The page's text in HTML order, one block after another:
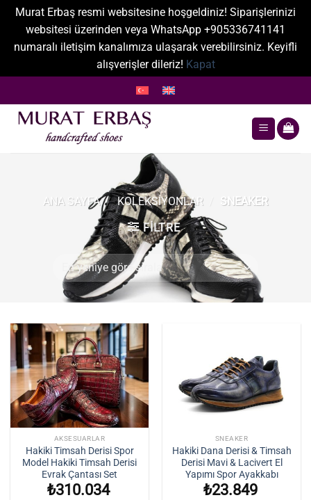
Murat Erbaş resmi websitesine hoşgeldiniz! Siparişlerinizi
websitesi üzerinden veya WhatsApp +905336741141
numaralı iletişim kanalımıza ulaşarak verebilirsiniz. Keyifli
alışverişler dileriz! Kapat
atla
ANA SAYFA / KOLEKSIYONLAR
SNEAKER
FILTRE
AKSESUARLAR
Hakiki Timsah Derisi Spor
Model Hakiki Timsah Derisi
Evrak Çantası Set
₺310.034
SNEAKER
Hakiki Dana Derisi & Timsah
Derisi Mavi & Lacivert El
Yapımı Spor Ayakkabı
₺23.849